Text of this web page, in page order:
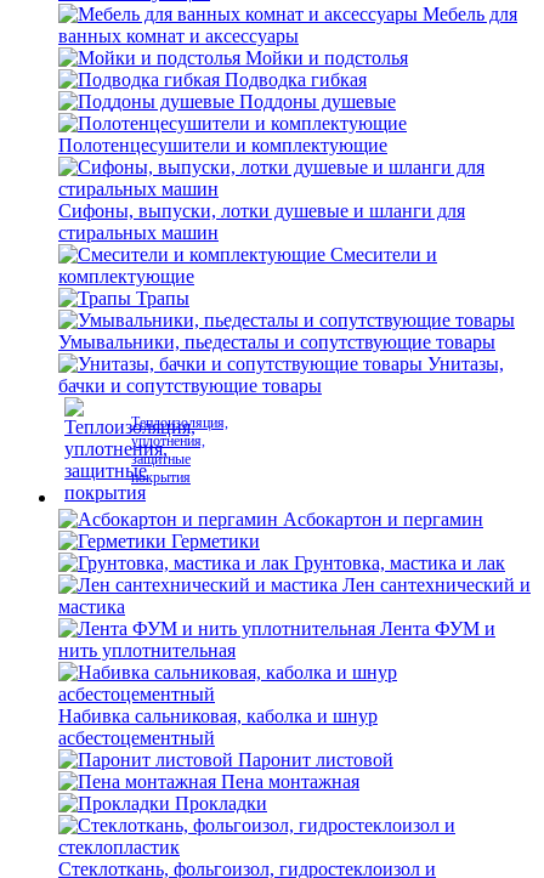
Мебель для
ванных комнат и аксессуары
Мойки и подстолья
Подводка гибкая
Поддоны душевые
Полотенцесушители и комплектующие
Сифоны, выпуски, лотки душевые и шланги для
стиральных машин
Смесители и
комплектующие
Трапы
Умывальники, пьедесталы и сопутствующие товары
Унитазы,
бачки и сопутствующие товары
Теплоизоляция,
уплотнения,
защитные
покрытия
Асбокартон и пергамин
Герметики
Грунтовка, мастика и лак
Лен сантехнический и
мастика
Лента ФУМ и
нить уплотнительная
Набивка сальниковая, каболка и шнур
асбестоцементный
Паронит листовой
Пена монтажная
Прокладки
Стеклоткань, фольгоизол, гидростеклоизол и